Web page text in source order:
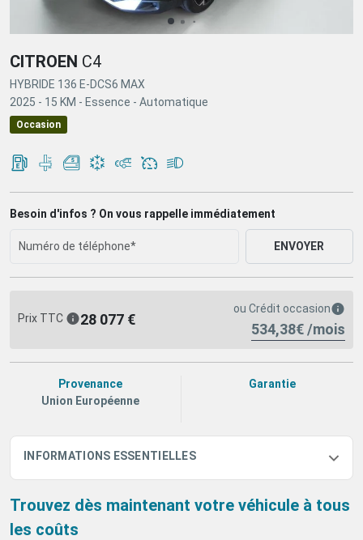
CITROEN C4
HYBRIDE 136 E-DCS6 MAX
2025 - 15 KM - Essence - Automatique
Occasion
Besoin d'infos ? On vous rappelle immédiatement
ENVOYER
Prix TTC 28 077 €
ou Crédit occasion
534,38€ /mois
Provenance
Union Européenne
Garantie
INFORMATIONS ESSENTIELLES
Trouvez dès maintenant votre véhicule à tous
les coûts